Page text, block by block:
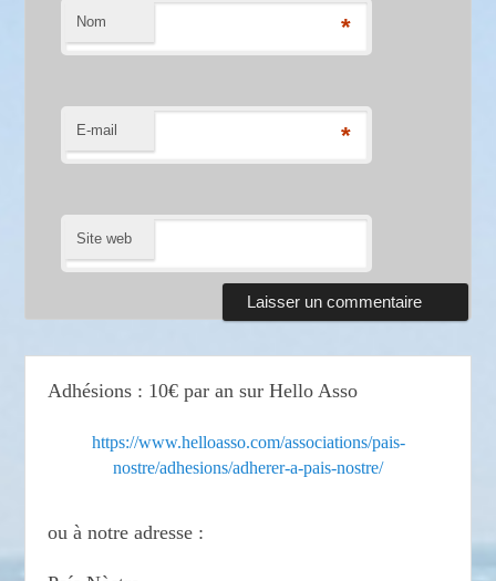
Nom *
E-mail *
Site web
Adhésions : 10€ par an sur Hello Asso
https://www.helloasso.com/associations/pais-
nostre/adhesions/adherer-a-pais-nostre/
ou à notre adresse :